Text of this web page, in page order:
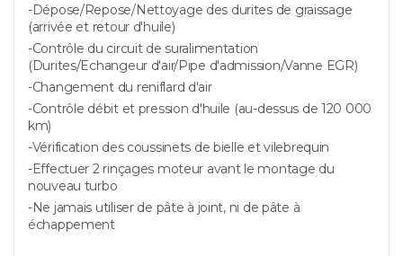
-Dépose/Repose/Nettoyage des durites de graissage
(arrivée et retour d'huile)
-Contrôle du circuit de suralimentation
(Durites/Echangeur d'air/Pipe d'admission/Vanne EGR)
-Changement du reniflard d'air
-Contrôle débit et pression d'huile (au-dessus de 120 000
km)
-Vérification des coussinets de bielle et vilebrequin
-Effectuer 2 rinçages moteur avant le montage du
nouveau turbo
-Ne jamais utiliser de pâte à joint, ni de pâte à
échappement